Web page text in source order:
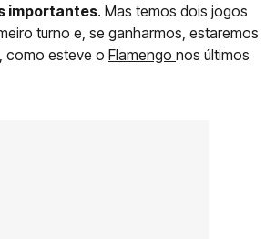
importantes. Mas temos dois jogos
turno e, se ganharmos, estaremos
como esteve o Flamengo nos últimos